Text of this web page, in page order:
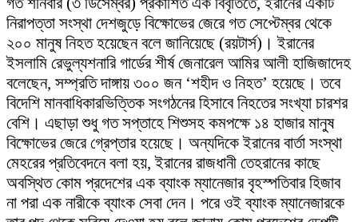
নিরাপত্তা সংস্থা দেশজুড়ে বিক্ষোভের জেরে গত সেপ্টেম্বর থেকে
২০০ মানুষ নিহত হয়েছেন বলে জানিয়েছে (রয়টার্স)। ইরানের
ইসলামি রেভুল্যশনারি গার্ডের শীর্ষ জেনারেল আমির আলী হাজিজাদেহ
বলেছেন, সম্প্রতি দাঙ্গায় ৩০০ জন ‘শহীদ ও নিহত’ হয়েছে। তবে
বিদেশি মানবাধিকারভিত্তিক সংগঠনের হিসাবে নিহতের সংখ্যা চারশর
বেশি। এছাড়া শুধু গত সপ্তাহে শিশুসহ কমপক্ষে ১৪ হাজার মানুষ
বিক্ষোভের জেরে গ্রেপ্তার হয়েছে। অন্যদিকে ইরানের বার্তা সংস্থা
মেহরের প্রতিবেদনে বলা হয়, ইরানের রাজধানী তেহরানের কাছে
অবস্থিত কোম প্রদেশের এক ব্যাংক ম্যানেজার বৃহস্পতিবার হিজাব
না পরা এক নারীকে ব্যাংক সেবা দেন। পরে ওই ব্যাংক ম্যানেজারকে